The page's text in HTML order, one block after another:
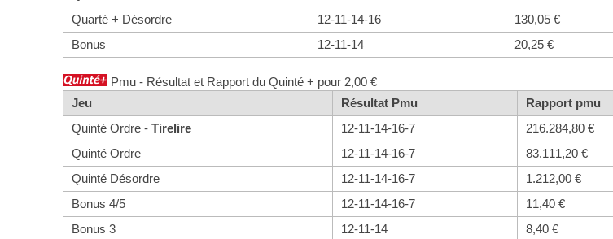
Quarté + Désordre
12-11-14-16
130,05 €
Bonus
12-11-14 20,25 €
Pmu - Résultat et Rapport du Quinté + pour 2,00 €
Jeu
Résultat Pmu
Rapport pmu
Quinté Ordre -Tirelire 12-11-14-16-7
216.284,80 €
Quinté Ordre
12-11-14-16-7
83.111,20 €
Quinté Désordre
12-11-14-16-7
1.212,00 €
Bonus 4/5
12-11-14-16-7
11,40 €
Bonus 3
12-11-14 8,40 €